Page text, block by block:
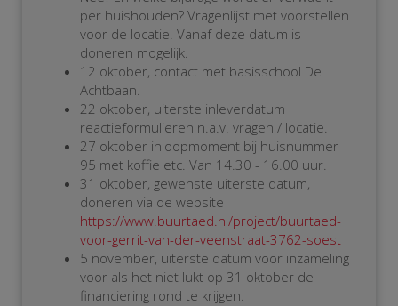
per huishouden? Vragenlijst met voorstellen
voor de locatie. Vanaf deze datum is
doneren mogelijk.
12 oktober, contact met basisschool De
Achtbaan.
22 oktober, uiterste inleverdatum
reactieformulieren n.a.v. vragen / locatie.
27 oktober inloopmoment bij huisnummer
95 met koffie etc. Van 14.30 - 16.00 uur.
31 oktober, gewenste uiterste datum,
doneren via de website
https://www.buurtaed.nl/project/buurtaed-
voor-gerrit-van-der-veenstraat-3762-soest
5 november, uiterste datum voor inzameling
voor als het niet lukt op 31 oktober de
financiering rond te krijgen.